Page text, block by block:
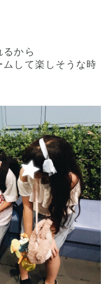
るから
して楽しそうな時